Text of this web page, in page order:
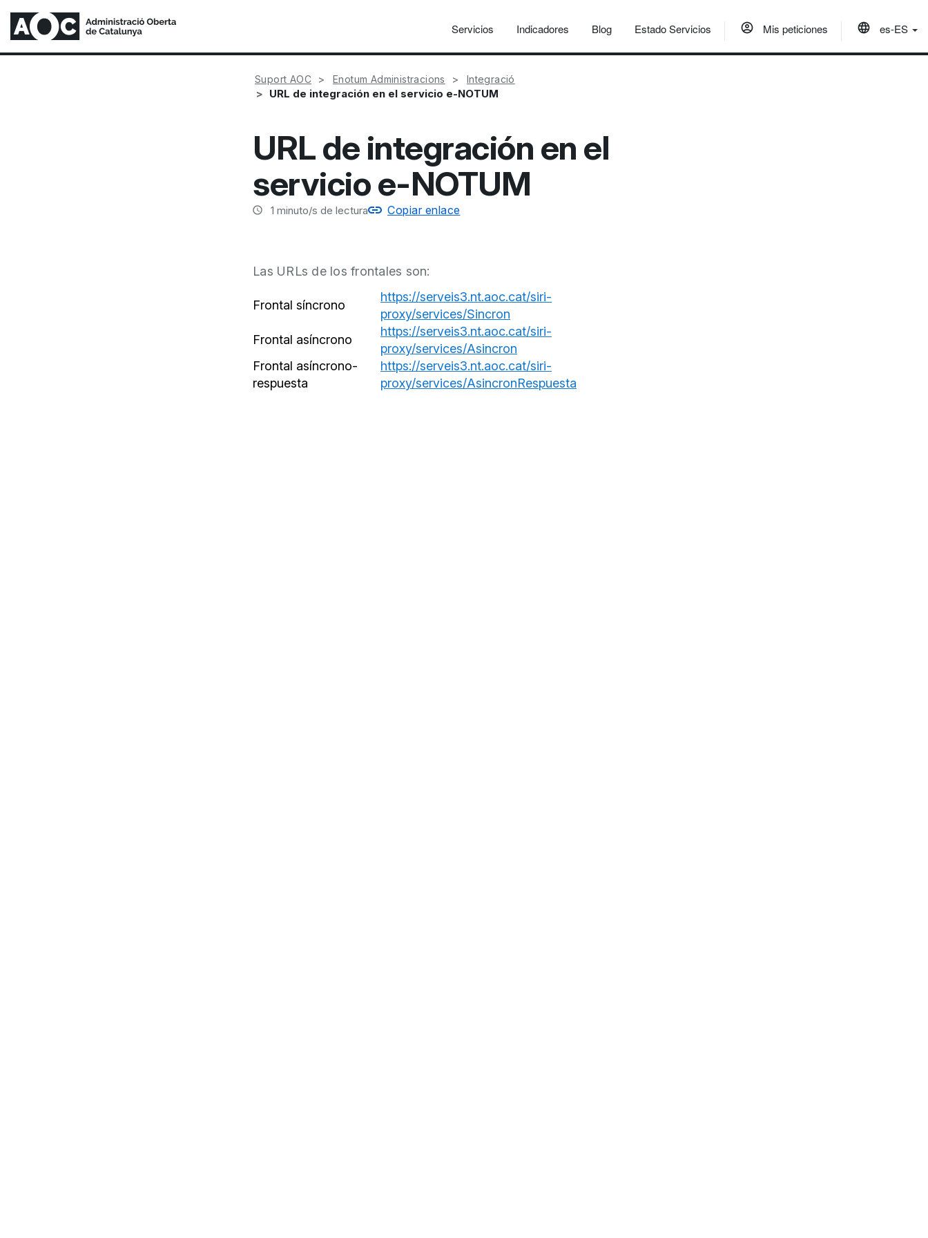
Servicios Indicadores Blog Estado Servicios Mis peticiones es-ES
Suport AOC Enotum Administracions Integració
URL de integración en el servicio e-NOTUM
URL de integración en el
servicio e-NOTUM
1 minuto/s de lectura Copiar enlace
Las URLs de los frontales son:
Frontal síncrono
https://serveis3.nt.aoc.cat/siri-
proxy/services/Sincron
Frontal asíncrono
https://serveis3.nt.aoc.cat/siri-
proxy/services/Asincron
Frontal asíncrono-
respuesta
https://serveis3.nt.aoc.cat/siri-
proxy/services/AsincronRespuesta